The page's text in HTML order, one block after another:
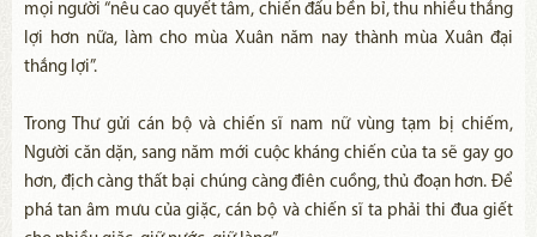
mọi người “nêu cao quyết tâm, chiến đấu bền bỉ, thu nhiều thắng
lợi hơn nữa, làm cho mùa Xuân năm nay thành mùa Xuân đại
thắng lợi”.
Trong Thư gửi cán bộ và chiến sĩ nam nữ vùng tạm bị chiếm,
Người căn dặn, sang năm mới cuộc kháng chiến của ta sẽ gay go
hơn, địch càng thất bại chúng càng điên cuồng, thủ đoạn hơn. Để
phá tan âm mưu của giặc, cán bộ và chiến sĩ ta phải thi đua giết